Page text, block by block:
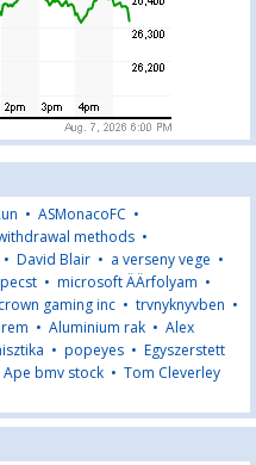
• ASMonacoFC •
methods •
• David Blair • a verseny vege •
• microsoft ÄÄrfolyam •
crown gaming inc • trvnyknyvben •
• Aluminium rak • Alex
• popeyes • Egyszerstett
Ape bmv stock • Tom Cleverley